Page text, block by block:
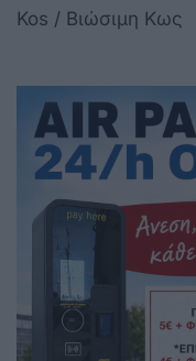
Kos / Βιώσιμη Κως